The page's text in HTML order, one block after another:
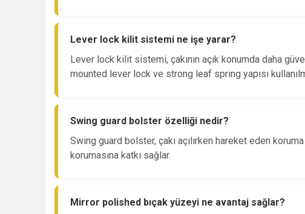
Lever lock kilit sistemi ne işe yarar?
Lever lock kilit sistemi, çakının açık konumda daha
mounted lever lock ve strong leaf spring yapısı
Swing guard bolster özelliği nedir?
Swing guard bolster, çakı açılırken hareket eden
korumasına katkı sağlar.
Mirror polished bıçak yüzeyi ne avantaj sağlar?